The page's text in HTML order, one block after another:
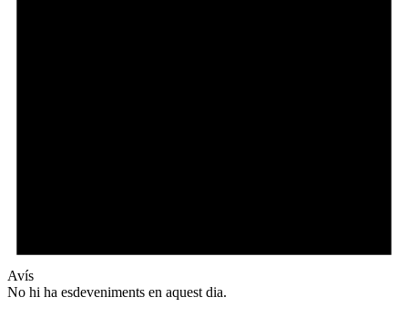
Avís
No hi ha esdeveniments en aquest dia.